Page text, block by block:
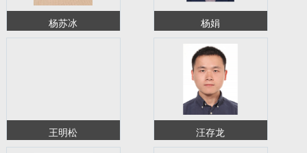
杨苏冰 杨娟
王明松 汪存龙